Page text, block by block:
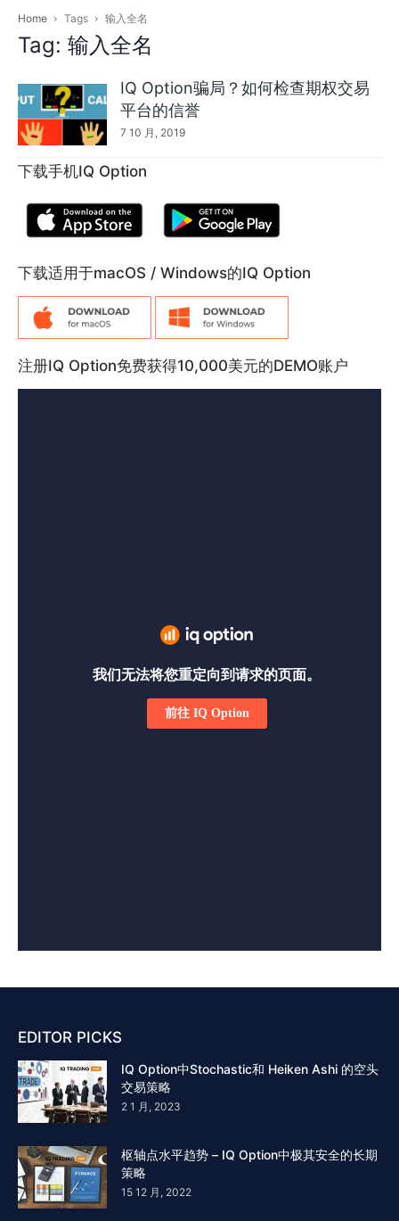
Home Tags 输入全名
Tag: 输入全名
IQ Option骗局？如何检查期权交易
平台的信誉
7 10 月, 2019
下载手机IQ Option
下载适用于macOS / Windows的IQ Option
注册IQ Option免费获得10,000美元的DEMO账户
EDITOR PICKS
IQ Option中Stochastic和 Heiken Ashi 的空头
交易策略
2 1 月, 2023
枢轴点水平趋势 – IQ Option中极其安全的长期
策略
15 12 月, 2022